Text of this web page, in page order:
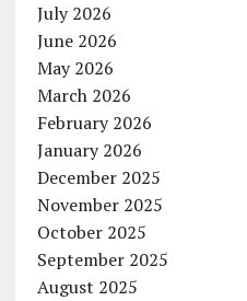
July 2026
June 2026
May 2026
March 2026
February 2026
January 2026
December 2025
November 2025
October 2025
September 2025
August 2025